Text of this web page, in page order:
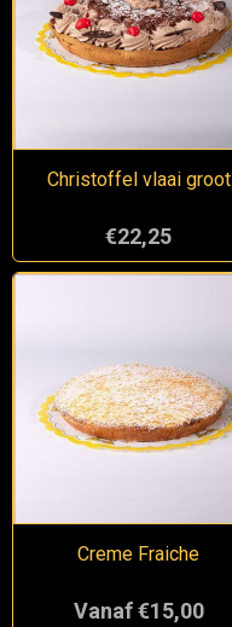
Christoffel vlaai groot
€22,25
Creme Fraiche
Vanaf €15,00